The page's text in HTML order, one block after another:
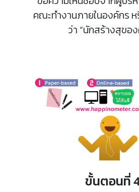
คณะทำงานภายในองค์กร ห
ว่า “นักสร้างสุขอ
ขั้นตอนที่